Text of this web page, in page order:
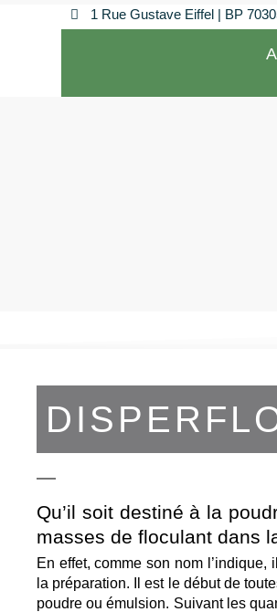
1 Rue Gustave Eiffel | BP
Qu’il soit destiné à la
masses de floculant dans
En effet, comme son nom
la préparation. Il est le début de
poudre ou émulsion. Suivant les